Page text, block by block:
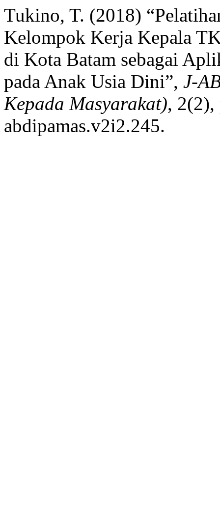
Tukino, T. (2018)
Kelompok Kerja Kepala
di Kota Batam sebagai
pada Anak Usia Dini”, J-
Kepada Masyarakat),
abdipamas.v2i2.245.